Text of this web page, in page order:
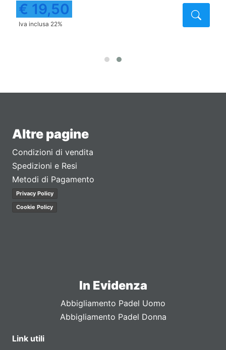
€ 19,50
Iva inclusa 22%
Altre pagine
Condizioni di vendita
Spedizioni e Resi
Metodi di Pagamento
Privacy Policy
Cookie Policy
In Evidenza
Abbigliamento Padel Uomo
Abbigliamento Padel Donna
Link utili